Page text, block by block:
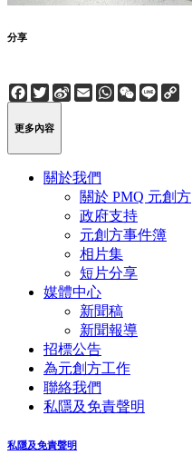
分享
Facebook
Twitter
Sina
Weibo
EmailWhatsApp
WeChat
Line
更多內容
關於我們
關於 PMQ 元創方
政府支持
元創方事件簿
相片集
短片分享
媒體中心
新聞稿
新聞報導
招標公告
為元創方工作
聯絡我們
私隱及免責聲明
私隱及免責聲明